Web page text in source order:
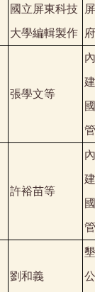
國立屏東科技
大學編輯製作 府
張學文等
許裕苗等
劉和義